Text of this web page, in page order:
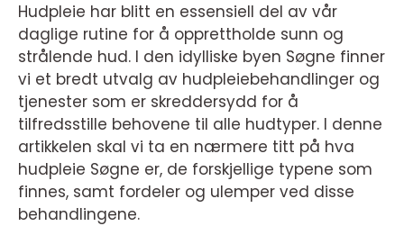
Hudpleie har blitt en essensiell del av vår
daglige rutine for å opprettholde sunn og
strålende hud. I den idylliske byen Søgne finner
vi et bredt utvalg av hudpleiebehandlinger og
tjenester som er skreddersydd for å
tilfredsstille behovene til alle hudtyper. I denne
artikkelen skal vi ta en nærmere titt på hva
hudpleie Søgne er, de forskjellige typene som
finnes, samt fordeler og ulemper ved disse
behandlingene.